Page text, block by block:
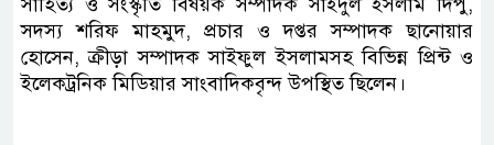
সদস্য শরিফ মাহমুদ, প্রচার ও দপ্তর সম্পাদক ছানোয়ার
হোসেন, ক্রীড়া সম্পাদক সাইফুল ইসলামসহ বিভিন্ন প্রিন্ট ও
ইলেকট্রনিক মিডিয়ার সাংবাদিকবৃন্দ উপস্থিত ছিলেন।